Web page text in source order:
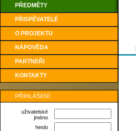
PŘEDMĚTY
PŘISPĚVATELÉ
O PROJEKTU
NÁPOVĚDA
PARTNEŘI
KONTAKTY
PŘIHLÁŠENÍ
uživatelské
jméno
heslo